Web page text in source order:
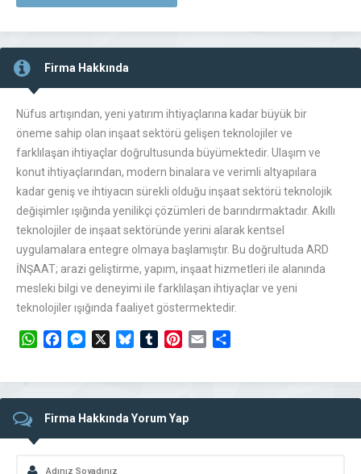
Firma Hakkında
Nüfus artışından, yeni yatırım ihtiyaçlarına kadar büyük bir
öneme sahip olan inşaat sektörü gelişen teknolojiler ve
farklılaşan ihtiyaçlar doğrultusunda büyümektedir. Ulaşım ve
konut ihtiyaçlarından, modern binalara ve verimli altyapılara
kadar geniş ve ihtiyacın sürekli olduğu inşaat sektörü teknolojik
değişimler ışığında yenilikçi çözümleri de barındırmaktadır. Akıllı
teknolojiler de inşaat sektöründe yerini alarak kentsel
uygulamalara entegre olmaya başlamıştır. Bu doğrultuda ARD
İNŞAAT; arazi geliştirme, yapım, inşaat hizmetleri ile alanında
mesleki bilgi ve deneyimi ile farklılaşan ihtiyaçlar ve yeni
teknolojiler ışığında faaliyet göstermektedir.
WhatsAppFacebookMessengerBlueskyTumblrPinterest
Email
Firma Hakkında Yorum Yap